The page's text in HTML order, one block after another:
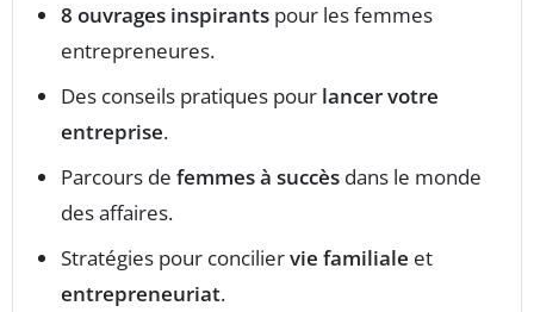
8 ouvrages inspirants pour les femmes
entrepreneures.
Des conseils pratiques pour lancer votre
entreprise.
Parcours de femmes à succès dans le monde
des affaires.
Stratégies pour conciliervie familiale et
entrepreneuriat.